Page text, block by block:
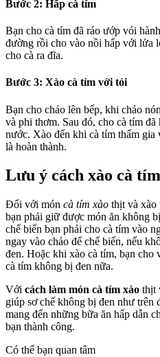
Bước 2: Hấp cà tím
Bạn cho cà tím đã ráo ướp vói
đường rồi cho vào nồi hấp với lửa
cho cà ra đĩa.
Bước 3: Xào cà tím với tỏi
Bạn cho chảo lên bếp, khi chảo
và phi thơm. Sau đó, cho cà tím
nước. Xào đến khi cà tím thấm gia
là hoàn thành.
Lưu ý cách xào cà
Đối với món cà tím xào thịt và xào
bạn phải giữ được món ăn không
chế biến bạn phải cho cà tím vào
ngay vào chảo để chế biến, nếu
đen. Hoặc khi xào cà tím, bạn cho
cà tím không bị đen nữa.
Với cách làm món cà tím xào thịt
giúp sơ chế không bị đen như trên
mang đến những bữa ăn hấp dẫn
bạn thành công.
Có thể bạn quan tâm